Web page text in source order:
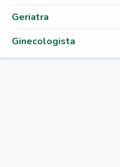
Geriatra
Ginecologista